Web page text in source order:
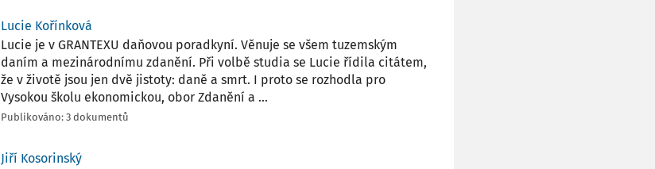
Lucie Kořínková
Lucie je v GRANTEXU daňovou poradkyní. Věnuje se všem tuzemským
daním a mezinárodnímu zdanění. Při volbě studia se Lucie řídila citátem,
že v životě jsou jen dvě jistoty: daně a smrt. I proto se rozhodla pro
Vysokou školu ekonomickou, obor Zdanění a ...
Publikováno: 3 dokumentů
Jiří Kosorinský